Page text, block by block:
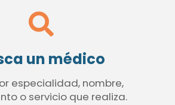
un médico
especialidad, nombre,
o servicio que realiza.